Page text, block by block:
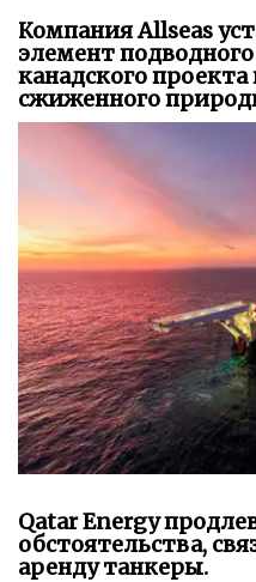
Компания Allseas
элемент
канадского
сжиженного
Qatar Energy
обстоятельства,
аренду танкеры.